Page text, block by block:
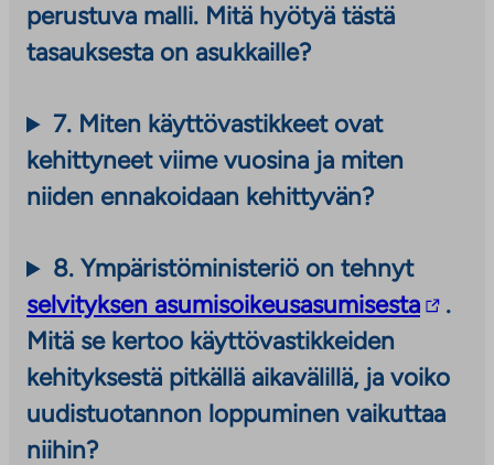
perustuva malli. Mitä hyötyä tästä
tasauksesta on asukkaille?
7. Miten käyttövastikkeet ovat
kehittyneet viime vuosina ja miten
niiden ennakoidaan kehittyvän?
8. Ympäristöministeriö on tehnyt
selvityksen asumisoikeusasumisestaL
n
k
.
Mitä se kertoo käyttövastikkeiden
kehityksestä pitkällä aikavälillä, ja voiko
uudistuotannon loppuminen vaikuttaa
niihin?